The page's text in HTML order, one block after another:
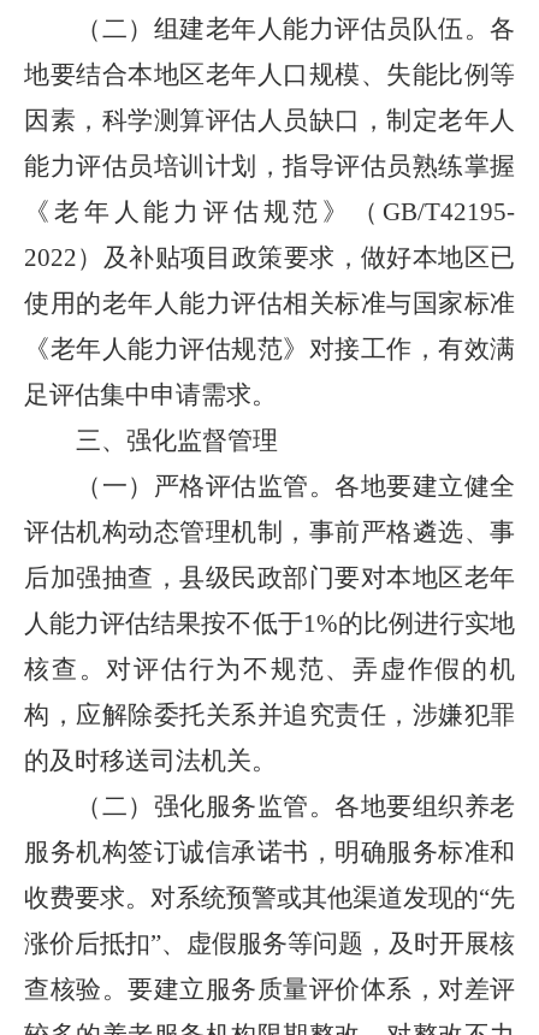
（二）组建老年人能力评估员队伍。 各
地要结合本地区老年人口规模、失能比例等
因素，科学测算评估人员缺口，制定老年人
能力评估员培训计划，指导评估员熟练掌握
《老年人能力评估规范》（ GB/T42195-
2022）及补贴项目政策要求，做好本地区已
使用的老年人能力评估相关标准与国家标准
《老年人能力评估规范》对接工作，有效满
足评估集中申请需求。
三、强化监督管理
（一）严格评估监管。 各地要建立健全
评估机构动态管理机制，事前严格遴选、事
后加强抽查，县级民政部门要对本地区老年
人能力评估结果按不低于1%的比例进行实地
核查。对评估行为不规范、弄虚作假的机
构，应解除委托关系并追究责任，涉嫌犯罪
的及时移送司法机关。
（二）强化服务监管。 各地要组织养老
服务机构签订诚信承诺书，明确服务标准和
收费要求。对系统预警或其他渠道发现的“先
涨价后抵扣”、虚假服务等问题，及时开展核
查核验。要建立服务质量评价体系，对差评